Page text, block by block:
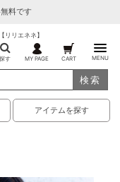
料です
リリエネネ】
探す MY PAGE CART MENU
検索
アイテムを探す